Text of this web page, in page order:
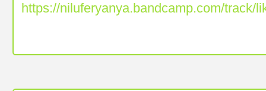
https://niluferyanya.bandcamp.com/track/